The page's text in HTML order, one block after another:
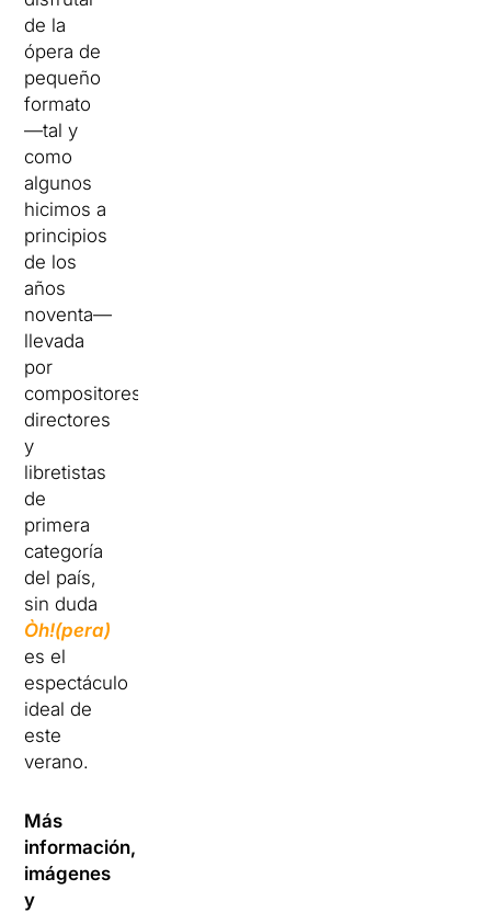
de la
ópera de
pequeño
formato
—tal y
como
algunos
hicimos a
principios
de los
años
noventa—
llevada
por
compositores,
directores
y
libretistas
de
primera
categoría
del país,
sin duda
Òh!(pera)
es el
espectáculo
ideal de
este
verano.
Más
información,
imágenes
y